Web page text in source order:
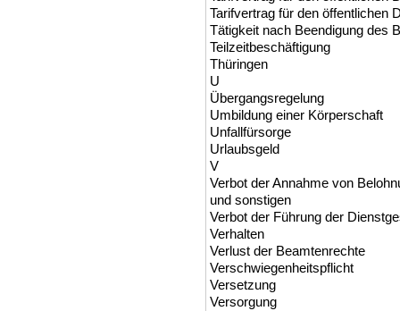
Tarifvertrag für den öffentlichen
Tätigkeit nach Beendigung des
Teilzeitbeschäftigung
Thüringen
U
Übergangsregelung
Umbildung einer Körperschaft
Unfallfürsorge
Urlaubsgeld
V
Verbot der Annahme von
und sonstigen
Verbot der Führung der
Verhalten
Verlust der Beamtenrechte
Verschwiegenheitspflicht
Versetzung
Versorgung